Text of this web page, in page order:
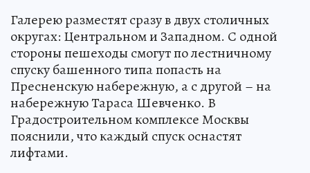
Галерею разместят сразу в двух столичных
округах: Центральном и Западном. С одной
стороны пешеходы смогут по лестничному
спуску башенного типа попасть на
Пресненскую набережную, а с другой – на
набережную Тараса Шевченко. В
Градостроительном комплексе Москвы
пояснили, что каждый спуск оснастят
лифтами.